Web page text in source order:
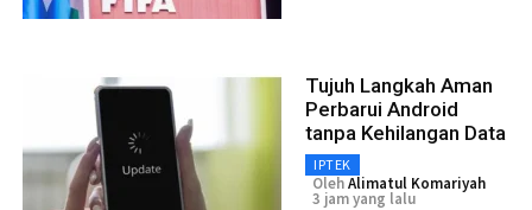
Tujuh Langkah Aman
Perbarui Android
tanpa Kehilangan Data
IPTEK
OlehAlimatul Komariyah
3 jam yang lalu